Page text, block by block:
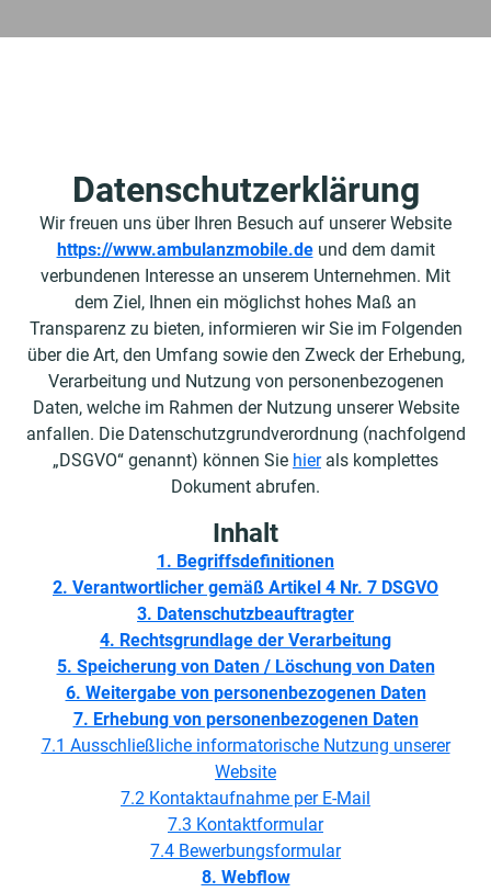
Datenschutzerklärung
Wir freuen uns über Ihren Besuch auf unserer Website
https://www.ambulanzmobile.deund dem damit
verbundenen Interesse an unserem Unternehmen. Mit
dem Ziel, Ihnen ein möglichst hohes Maß an
Transparenz zu bieten, informieren wir Sie im Folgenden
über die Art, den Umfang sowie den Zweck der Erhebung,
Verarbeitung und Nutzung von personenbezogenen
Daten, welche im Rahmen der Nutzung unserer Website
anfallen. Die Datenschutzgrundverordnung (nachfolgend
„DSGVO“ genannt) können Sie hierals komplettes
Dokument abrufen.
Inhalt
1. Begriffsdefinitionen
2. Verantwortlicher gemäß Artikel 4 Nr. 7 DSGVO
3. Datenschutzbeauftragter
4. Rechtsgrundlage der Verarbeitung
5. Speicherung von Daten / Löschung von Daten
6. Weitergabe von personenbezogenen Daten
7. Erhebung von personenbezogenen Daten
7.1 Ausschließliche informatorische Nutzung unserer
Website
7.2 Kontaktaufnahme per E-Mail
7.3 Kontaktformular
7.4 Bewerbungsformular
8. Webflow